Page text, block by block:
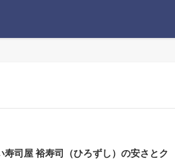
寿司屋 裕寿司（ひろずし）の安さとク